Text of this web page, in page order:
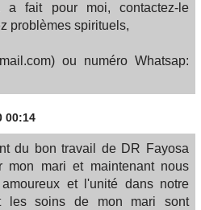
fait pour moi, contactez-le
problèmes spirituels,
ou numéro Whatsap:
00:14
du bon travail de DR Fayosa
mon mari et maintenant nous
et l'unité dans notre
les soins de mon mari sont